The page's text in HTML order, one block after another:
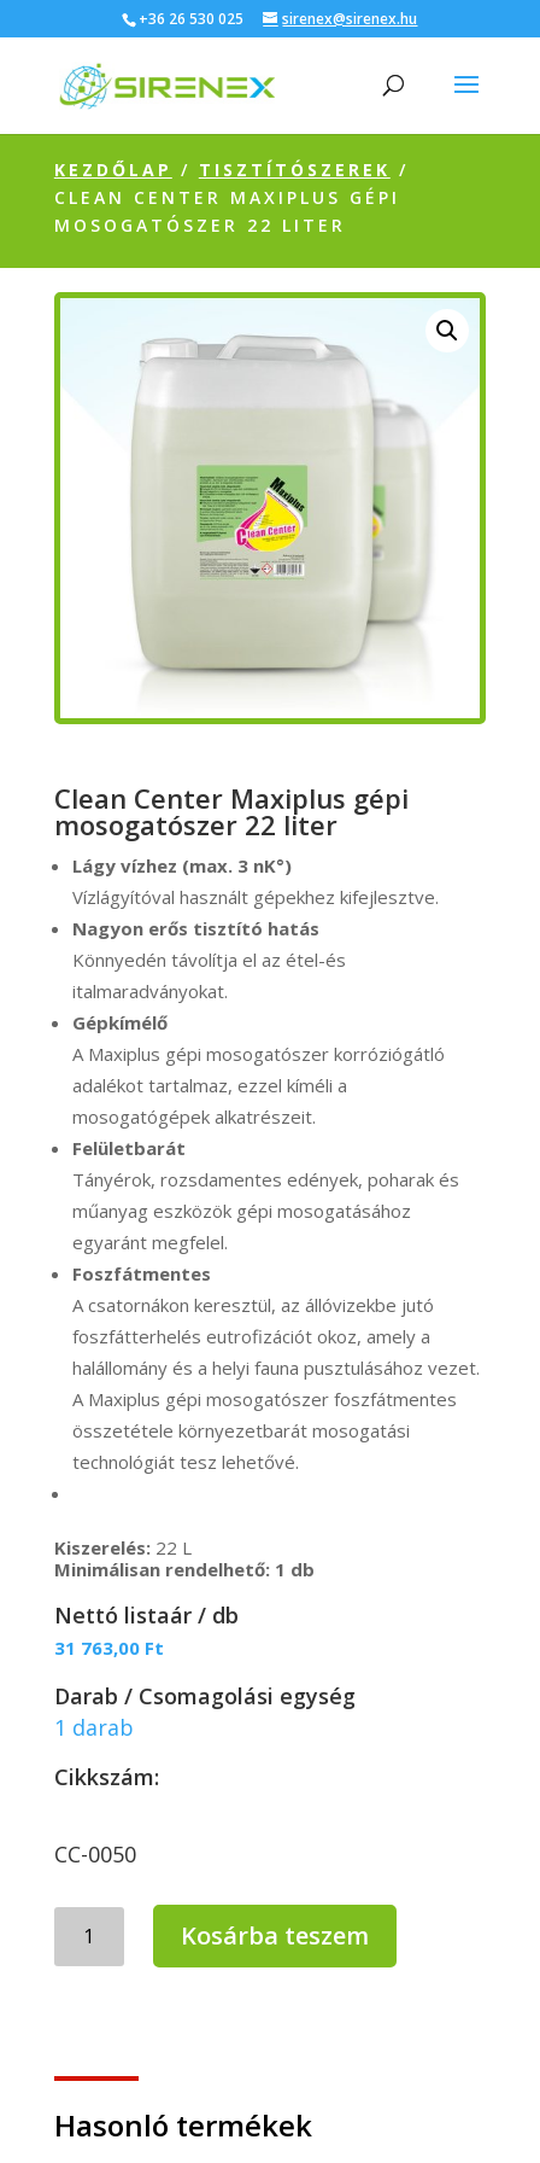
+36 26 530 025 sirenex@sirenex.hu
KEZDŐLAP / TISZTÍTÓSZEREK /
CLEAN CENTER MAXIPLUS GÉPI
MOSOGATÓSZER 22 LITER
Clean Center Maxiplus gépi
mosogatószer 22 liter
Lágy vízhez (max. 3 nK°)
Vízlágyítóval használt gépekhez kifejlesztve.
Nagyon erős tisztító hatás
Könnyedén távolítja el az étel-és
italmaradványokat.
Gépkímélő
A Maxiplus gépi mosogatószer korróziógátló
adalékot tartalmaz, ezzel kíméli a
mosogatógépek alkatrészeit.
Felületbarát
Tányérok, rozsdamentes edények, poharak és
műanyag eszközök gépi mosogatásához
egyaránt megfelel.
Foszfátmentes
A csatornákon keresztül, az állóvizekbe jutó
foszfátterhelés eutrofizációt okoz, amely a
halállomány és a helyi fauna pusztulásához vezet.
A Maxiplus gépi mosogatószer foszfátmentes
összetétele környezetbarát mosogatási
technológiát tesz lehetővé.
Kiszerelés:22 L
Minimálisan rendelhető: 1 db
Nettó listaár / db
31 763,00 Ft
Darab / Csomagolási egység
1 darab
Cikkszám:
CC-0050
Center
Maxiplus
liter
mennyiség
Kosárba teszem
Hasonló termékek